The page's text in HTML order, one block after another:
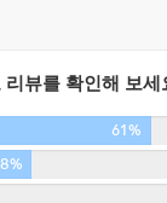
음식 토마토는
던 숨겨진 이야
바라보게 된다.
리뷰를 확인해 보세
61%